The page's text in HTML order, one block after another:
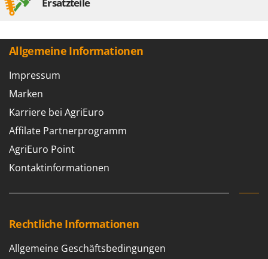
Santos
Schnitzer
Shark
Shindaiwa
Silky
Simatech
Sirman
Skil
Snapper
Allgemeine Informationen
Impressum
Marken
Karriere bei AgriEuro
Affilate Partnerprogramm
AgriEuro Point
Kontaktinformationen
Rechtliche Informationen
Allgemeine Geschäftsbedingungen